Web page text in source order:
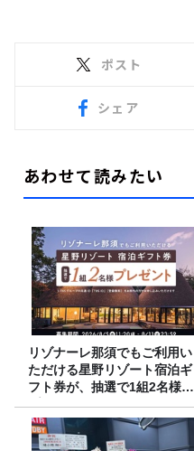
ポスト
シェア
あわせて読みたい
リゾナーレ那須でもご利用い
ただける星野リゾート宿泊ギ
フト券が、抽選で1組2名様に
プレゼント！